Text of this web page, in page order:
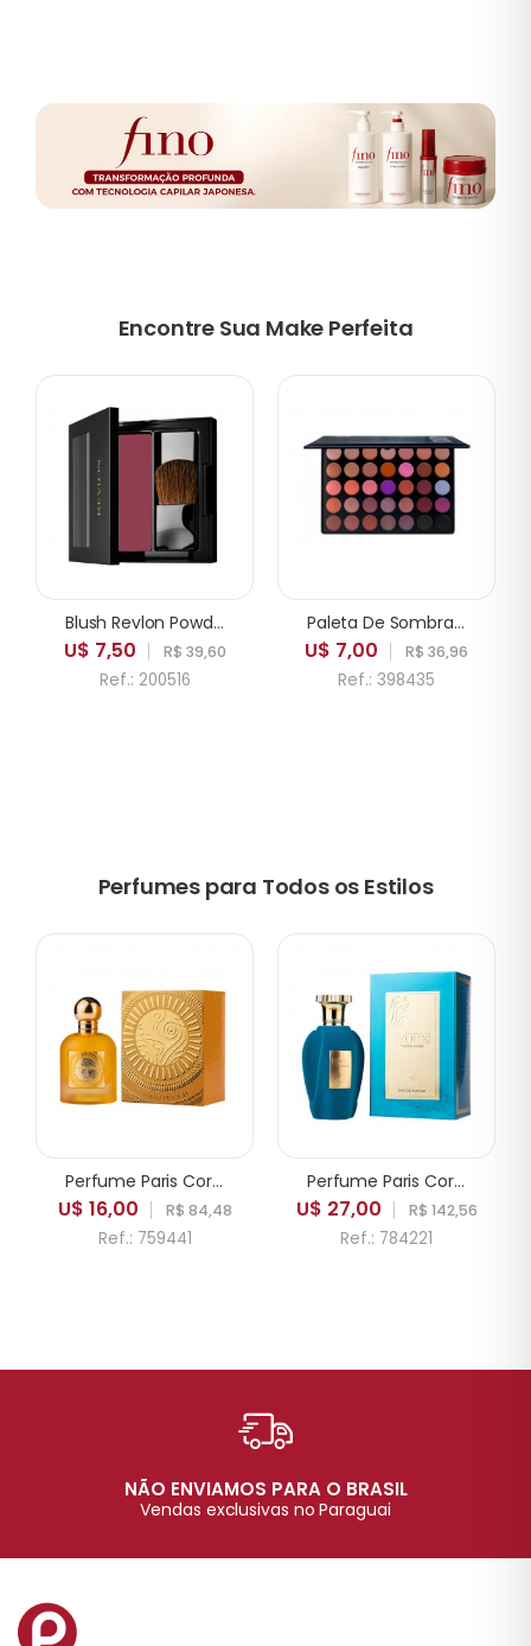
Encontre Sua Make Perfeita
Blush Revlon Powder 005 Playfull
U$ 7,50 R$ 39,60
Ref.: 200516
Paleta De Sombras ICANDY Sweetie Cake 35A 35 Cores
U$ 7,00 R$ 36,96
Ref.: 398435
Perfumes para Todos os Estilos
Perfume Paris Corner Emir Mango Punch EDP Unissex 100ml
U$ 16,00 R$ 84,48
Ref.: 759441
Perfume Paris Corner Emir Voux Turquoise EDP Unissex 100ml
U$ 27,00 R$ 142,56
Ref.: 784221
NÃO ENVIAMOS PARA O BRASIL
Vendas exclusivas no Paraguai